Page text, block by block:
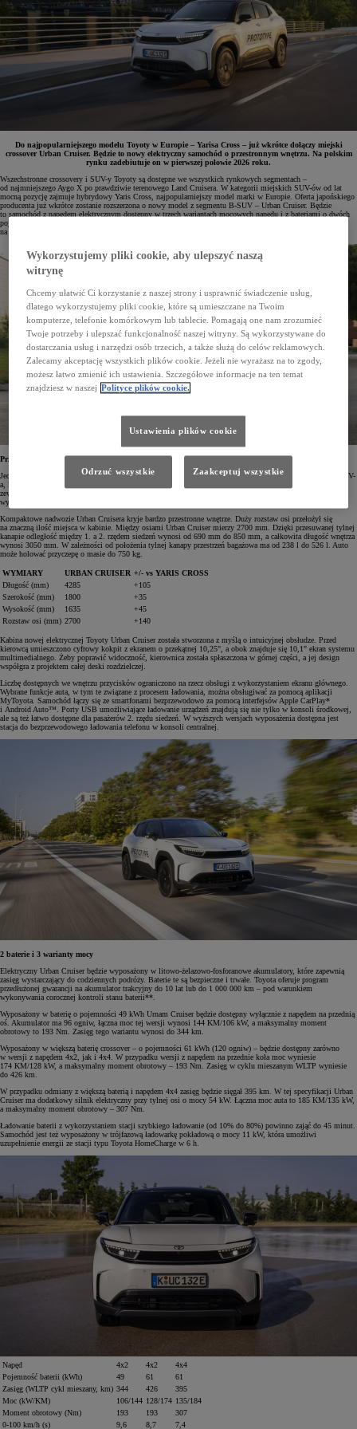
Do najpopularniejszego modelu Toyoty w Europie – Yarisa Cross – już wkrótce dołączy miejski
crossover Urban Cruiser. Będzie to nowy elektryczny samochód o przestronnym wnętrzu. Na polskim
rynku zadebiutuje on w pierwszej połowie 2026 roku.
Wszechstronne crossovery i SUV-y Toyoty są dostępne we wszystkich rynkowych segmentach –
od najmniejszego Aygo X po prawdziwie terenowego Land Cruisera. W kategorii miejskich SUV-ów od lat
mocną pozycję zajmuje hybrydowy Yaris Cross, najpopularniejszy model marki w Europie. Oferta japońskiego
producenta już wkrótce zostanie rozszerzona o nowy model z segmentu B-SUV – Urban Cruiser. Będzie
to samochód z napędem elektrycznym dostępny w trzech wariantach mocowych napędu i z bateriami o dwóch
pojemnościach – 49 kWh lub 61 kWh. Jak wszystkie elektryczne SUV-y Toyoty, napęd będzie przenoszony
na przednią oś lub opcjonalnie na wszystkie koła.
Przestronny miejski SUV
Jednym z głównych zadań projektantów elektrycznej Toyoty Urban Cruiser było stworzenie prawdziwego SUV-
a, który będzie idealnie się sprawdzał podczas codziennego przemieszczania się po mieście. Wymiary
zewnętrzne nowego modelu są nieznacznie większe od hybrydowego Yarisa Cross, a promień skrętu, który
wynosi 5,2 m, pozwala na swobodne manewrowanie w ciasnych uliczkach.
Kompaktowe nadwozie Urban Cruisera kryje bardzo przestronne wnętrze. Duży rozstaw osi przełożył się
na znaczną ilość miejsca w kabinie. Między osiami Urban Cruiser mierzy 2700 mm. Dzięki przesuwanej tylnej
kanapie odległość między 1. a 2. rzędem siedzeń wynosi od 690 mm do 850 mm, a całkowita długość wnętrza
wynosi 3050 mm. W zależności od położenia tylnej kanapy przestrzeń bagażowa ma od 238 l do 526 l. Auto
może holować przyczepę o masie do 750 kg.
WYMIARY URBAN CRUISER +/- vs YARIS CROSS
Długość (mm)
4285
+105
Szerokość (mm)
1800
+35
Wysokość (mm)
1635
+45
Rozstaw osi (mm) 2700 +140
Kabina nowej elektrycznej Toyoty Urban Cruiser została stworzona z myślą o intuicyjnej obsłudze. Przed
kierowcą umieszczono cyfrowy kokpit z ekranem o przekątnej 10,25", a obok znajduje się 10,1" ekran systemu
multimedialnego. Żeby poprawić widoczność, kierownica została spłaszczona w górnej części, a jej design
współgra z projektem całej deski rozdzielczej.
Liczbę dostępnych we wnętrzu przycisków ograniczono na rzecz obsługi z wykorzystaniem ekranu głównego.
Wybrane funkcje auta, w tym te związane z procesem ładowania, można obsługiwać za pomocą aplikacji
MyToyota. Samochód łączy się ze smartfonami bezprzewodowo za pomocą interfejsów Apple CarPlay*
i Android Auto™. Porty USB umożliwiające ładowanie urządzeń znajdują się nie tylko w konsoli środkowej,
ale są też łatwo dostępne dla pasażerów 2. rzędu siedzeń. W wyższych wersjach wyposażenia dostępna jest
stacja do bezprzewodowego ładowania telefonu w konsoli centralnej.
2 baterie i 3 warianty mocy
Elektryczny Urban Cruiser będzie wyposażony w litowo-żelazowo-fosforanowe akumulatory, które zapewnią
zasięg wystarczający do codziennych podróży. Baterie te są bezpieczne i trwałe. Toyota oferuje program
przedłużonej gwarancji na akumulator trakcyjny do 10 lat lub do 1 000 000 km – pod warunkiem
wykonywania corocznej kontroli stanu baterii**.
Wyposażony w baterię o pojemności 49 kWh Urnam Cruiser będzie dostępny wyłącznie z napędem na przednią
oś. Akumulator ma 96 ogniw, łączna moc tej wersji wynosi 144 KM/106 kW, a maksymalny moment
obrotowy to 193 Nm. Zasięg tego wariantu wynosi do 344 km.
Wyposażony w większą baterię crossover – o pojemności 61 kWh (120 ogniw) – będzie dostępny zarówno
w wersji z napędem 4x2, jak i 4x4. W przypadku wersji z napędem na przednie koła moc wyniesie
174 KM/128 kW, a maksymalny moment obrotowy – 193 Nm. Zasięg w cyklu mieszanym WLTP wyniesie
do 426 km.
W przypadku odmiany z większą baterią i napędem 4x4 zasięg będzie sięgał 395 km. W tej specyfikacji Urban
Cruiser ma dodatkowy silnik elektryczny przy tylnej osi o mocy 54 kW. Łączna moc auta to 185 KM/135 kW,
a maksymalny moment obrotowy – 307 Nm.
Ładowanie baterii z wykorzystaniem stacji szybkiego ładowanie (od 10% do 80%) powinno zająć do 45 minut.
Samochód jest też wyposażony w trójfazową ładowarkę pokładową o mocy 11 kW, która umożliwi
uzupełnienie energii ze stacji typu Toyota HomeCharge w 6 h.
Napęd 4x2 4x2
4x4
Pojemność baterii (kWh)
49 61
61
Zasięg (WLTP cykl mieszany, km) 344 426
395
Moc (kW/KM)
106/144 128/174 135/184
Moment obrotowy (Nm)
193 193
307
0-100 km/h (s)
9,6 8,7 7,4
Wykorzystujemy pliki cookie, aby ulepszyć naszą
witrynę
Chcemy ułatwić Ci korzystanie z naszej strony i usprawnić świadczenie usług,
dlatego wykorzystujemy pliki cookie, które są umieszczane na Twoim
komputerze, telefonie komórkowym lub tablecie. Pomagają one nam zrozumieć
Twoje potrzeby i ulepszać funkcjonalność naszej witryny. Są wykorzystywane do
dostarczania usług i narzędzi osób trzecich, a także służą do celów reklamowych.
Zalecamy akceptację wszystkich plików cookie. Jeżeli nie wyrażasz na to zgody,
możesz łatwo zmienić ich ustawienia. Szczegółowe informacje na ten temat
znajdziesz w naszej Polityce plików cookie.
Ustawienia plików cookie
Odrzuć wszystkie Zaakceptuj wszystkie